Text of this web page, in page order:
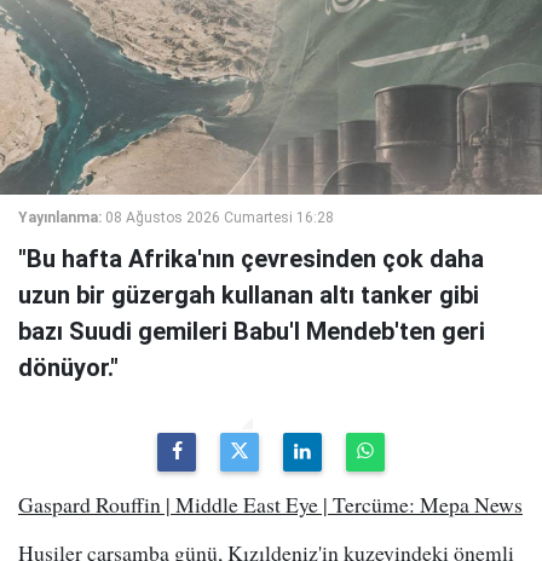
Yayınlanma: 08 Ağustos 2026 Cumartesi 16:28
"Bu hafta Afrika'nın çevresinden çok daha
uzun bir güzergah kullanan altı tanker gibi
bazı Suudi gemileri Babu'l Mendeb'ten geri
dönüyor."
Gaspard Rouffin | Middle East Eye | Tercüme: Mepa News
Husiler çarşamba günü, Kızıldeniz'in kuzeyindeki önemli